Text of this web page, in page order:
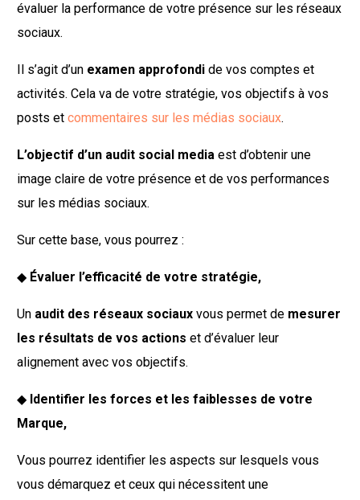
évaluer la performance de votre présence sur les réseaux
sociaux.
Il s’agit d’un examen approfondi de vos comptes et
activités. Cela va de votre stratégie, vos objectifs à vos
posts etcommentaires sur les médias sociaux.
L’objectif d’un audit social media est d’obtenir une
image claire de votre présence et de vos performances
sur les médias sociaux.
Sur cette base, vous pourrez :
◆ Évaluer l’efficacité de votre stratégie,
Un audit des réseaux sociauxvous permet de mesurer
les résultats de vos actions et d’évaluer leur
alignement avec vos objectifs.
◆ Identifier les forces et les faiblesses de votre
Marque,
Vous pourrez identifier les aspects sur lesquels vous
vous démarquez et ceux qui nécessitent une